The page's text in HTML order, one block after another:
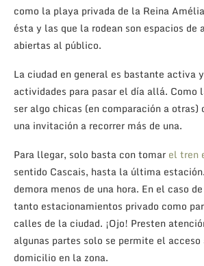
como la playa privada de la Reina
ésta y las que la rodean son espacios de
abiertas al público.
La ciudad en general es bastante activa
actividades para pasar el día allá. Como
ser algo chicas (en comparación a otras)
una invitación a recorrer más de una.
Para llegar, solo basta con tomar el tren
sentido Cascais, hasta la última
demora menos de una hora. En el caso
tanto estacionamientos privado como
calles de la ciudad. ¡Ojo! Presten
algunas partes solo se permite el
domicilio en la zona.